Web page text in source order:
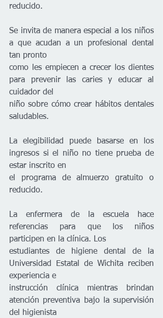
reducido.
Se invita de manera especial a los niños
a que acudan a un profesional dental
tan pronto
como les empiecen a crecer los dientes
para prevenir las caries y educar al
cuidador del
niño sobre cómo crear hábitos dentales
saludables.
La elegibilidad puede basarse en los
ingresos si el niño no tiene prueba de
estar inscrito en
el programa de almuerzo gratuito o
reducido.
La enfermera de la escuela hace
referencias para que los niños
participen en la clínica. Los
estudiantes de higiene dental de la
Universidad Estatal de Wichita reciben
experiencia e
instrucción clínica mientras brindan
atención preventiva bajo la supervisión
del higienista